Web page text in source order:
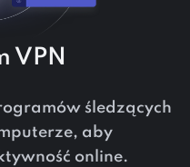
VPN
śledzących
aby
online.